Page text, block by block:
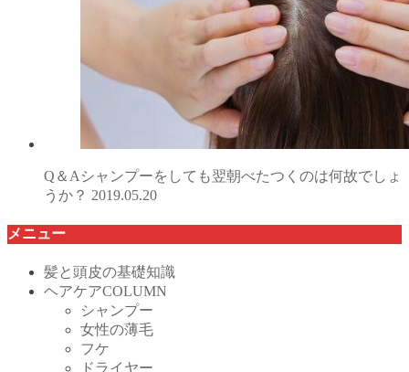
Q＆Aシャンプーをしても翌朝べたつくのは何故でしょ
うか？ 2019.05.20
メニュー
髪と頭皮の基礎知識
ヘアケアCOLUMN
シャンプー
女性の薄毛
フケ
ドライヤー